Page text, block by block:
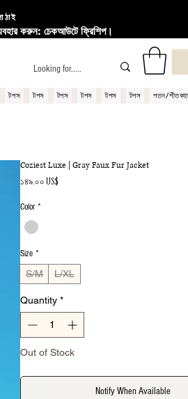
ব্যবহার করুন: চেকআউটে ফ্রিশিপ।
টপস টপস টপস টপস টপস টপস পতন/
Coziest Luxe | Gray Faux Fur Jacket
১৪৯.০০ US$
Color *
Size *
S/M L/XL
Quantity *
Out of Stock
Notify When Available